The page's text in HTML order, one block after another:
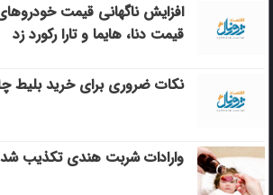
افزایش ناگهانی قیمت
قیمت دنا، هایما و تارا رکورد زد
نکات ضروری برای خرید بلیط
وارادات شربت هندی تکذیب شد